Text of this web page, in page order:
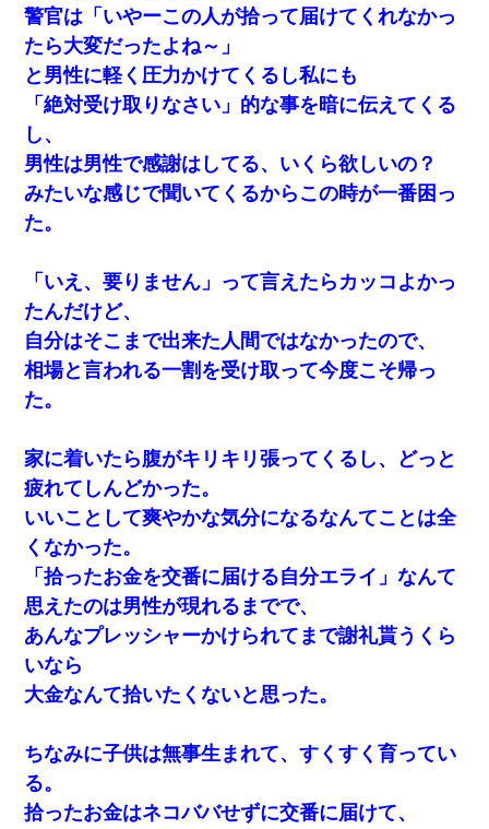
警官は「いやーこの人が拾って届けてくれなかっ
たら大変だったよね～」
と男性に軽く圧力かけてくるし私にも
「絶対受け取りなさい」的な事を暗に伝えてくる
し、
男性は男性で感謝はしてる、いくら欲しいの？
みたいな感じで聞いてくるからこの時が一番困っ
た。
「いえ、要りません」って言えたらカッコよかっ
たんだけど、
自分はそこまで出来た人間ではなかったので、
相場と言われる一割を受け取って今度こそ帰っ
た。
家に着いたら腹がキリキリ張ってくるし、どっと
疲れてしんどかった。
いいことして爽やかな気分になるなんてことは全
くなかった。
「拾ったお金を交番に届ける自分エライ」なんて
思えたのは男性が現れるまでで、
あんなプレッシャーかけられてまで謝礼貰うくら
いなら
大金なんて拾いたくないと思った。
ちなみに子供は無事生まれて、すくすく育ってい
る。
拾ったお金はネコババせずに交番に届けて、